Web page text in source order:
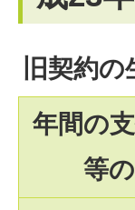
旧契約
年間の
等